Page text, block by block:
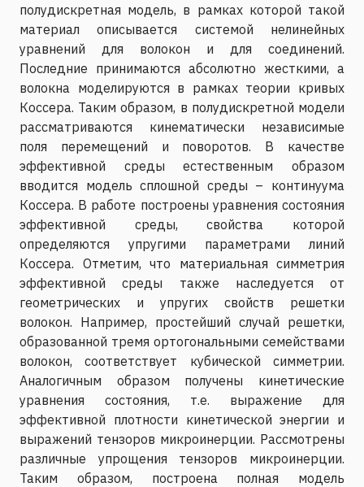
полудискретная модель, в рамках которой такой
материал описывается системой нелинейных
уравнений для волокон и для соединений.
Последние принимаются абсолютно жесткими, а
волокна моделируются в рамках теории кривых
Коссера. Таким образом, в полудискретной модели
рассматриваются кинематически независимые
поля перемещений и поворотов. В качестве
эффективной среды естественным образом
вводится модель сплошной среды – континуума
Коссера. В работе построены уравнения состояния
эффективной среды, свойства которой
определяются упругими параметрами линий
Коссера. Отметим, что материальная симметрия
эффективной среды также наследуется от
геометрических и упругих свойств решетки
волокон. Например, простейший случай решетки,
образованной тремя ортогональными семействами
волокон, соответствует кубической симметрии.
Аналогичным образом получены кинетические
уравнения состояния, т.е. выражение для
эффективной плотности кинетической энергии и
выражений тензоров микроинерции. Рассмотрены
различные упрощения тензоров микроинерции.
Таким образом, построена полная модель